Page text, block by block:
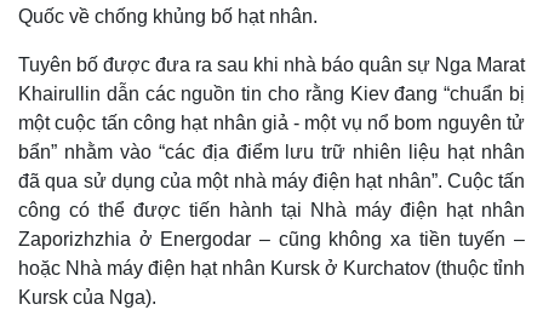
Quốc về chống khủng bố hạt nhân.
Tuyên bố được đưa ra sau khi nhà báo quân sự Nga Marat
Khairullin dẫn các nguồn tin cho rằng Kiev đang “chuẩn bị
một cuộc tấn công hạt nhân giả - một vụ nổ bom nguyên tử
bẩn” nhằm vào “các địa điểm lưu trữ nhiên liệu hạt nhân
đã qua sử dụng của một nhà máy điện hạt nhân”. Cuộc tấn
công có thể được tiến hành tại Nhà máy điện hạt nhân
Zaporizhzhia ở Energodar – cũng không xa tiền tuyến –
hoặc Nhà máy điện hạt nhân Kursk ở Kurchatov (thuộc tỉnh
Kursk của Nga).